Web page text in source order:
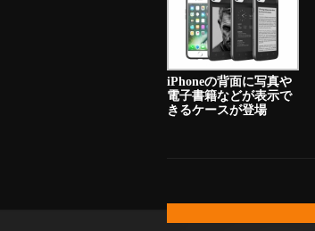
iPhoneの背面に写真や
電子書籍などが表示で
きるケースが登場